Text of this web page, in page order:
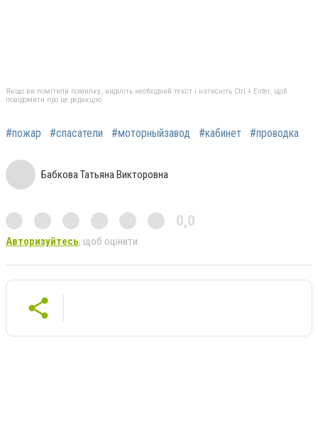
Якщо ви помітили помилку, виділіть необхідний текст і натисніть Ctrl + Enter, щоб
повідомити про це редакцію
#пожар #спасатели #моторныйзавод #кабинет #проводка
Бабкова Татьяна Викторовна
0,0
Авторизуйтесь, щоб оцінити